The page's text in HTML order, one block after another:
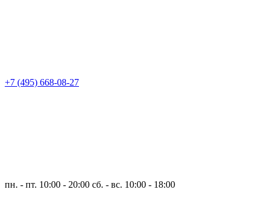
+7 (495) 668-08-27
пн. - пт. 10:00 - 20:00 сб. - вс. 10:00 - 18:00